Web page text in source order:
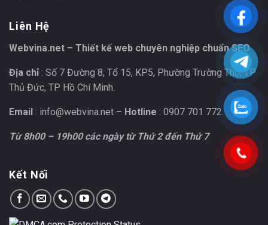
Liên Hệ
Webvina.net – Thiết kế web chuyên nghiệp chuẩn SEO
Địa chỉ : Số 7 Đường 8, Tổ 15, KP5, Phường Trường Thọ, TP
Thủ Đức, TP Hồ Chí Minh.
Email : info@webvina.net – Hotline : 0907 701 772.
Từ 8h00 – 19h00 các ngày từ Thứ 2 đến Thứ 7
Kết Nối